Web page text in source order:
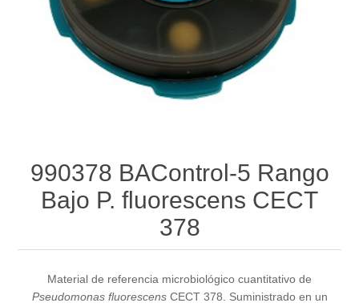
990378 BAControl-5 Rango
Bajo P. fluorescens CECT
378
Material de referencia microbiológico cuantitativo de
Pseudomonas fluorescensCECT 378. Suministrado en un